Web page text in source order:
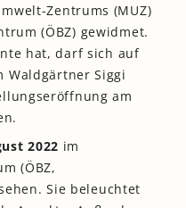
Zentrums (MUZ)
(ÖBZ) gewidmet.
hat, darf sich auf
Waldgärtner Siggi
am
2022 im
(ÖBZ,
Sie beleuchtet